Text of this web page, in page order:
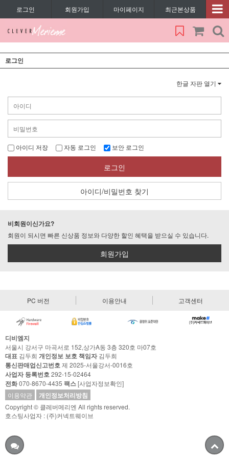
로그인 회원가입 마이페이지 최근본상품
로그인
한글 자판 열기
아이디 저장 자동 로그인 보안 로그인
로그인
아이디/비밀번호 찾기
비회원이신가요?
회원이 되시면 빠른 신상품 정보와 다양한 할인 혜택을 받으실 수 있습니다.
회원가입
PC 버전 이용안내 고객센터
디비엠지
서울시 강서구 마곡서로 152,상가A동 3층 320호 마07호
대표 김두희 개인정보 보호 책임자김두희
통신판매업신고번호제 2025-서울강서-0016호
사업자 등록번호292-15-02464
전화070-8670-4435 팩스[사업자정보확인]
이용약관
개인정보처리방침
Copyright © 클레버메리엔 All rights reserved.
호스팅사업자 : (주)커넥트웨이브